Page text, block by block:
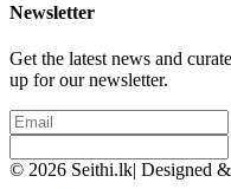
Newsletter
Get the latest news and
up for our newsletter.
© 2026 Seithi.lk| Designed